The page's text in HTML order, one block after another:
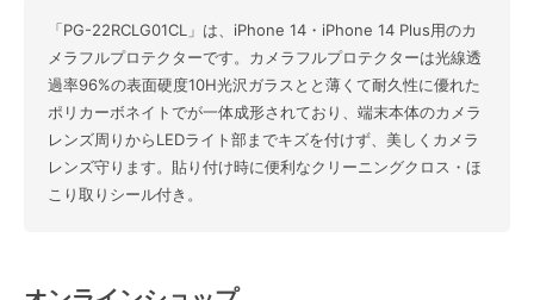
「PG-22RCLG01CL」は、iPhone 14・iPhone 14 Plus用のカ
メラフルプロテクターです。カメラフルプロテクターは光線透
過率96%の表面硬度10H光沢ガラスとと薄くて耐久性に優れた
ポリカーボネイトでが一体成形されており、端末本体のカメラ
レンズ周りからLEDライト部までキズを付けず、美しくカメラ
レンズ守ります。貼り付け時に便利なクリーニングクロス・ほ
こり取りシール付き。